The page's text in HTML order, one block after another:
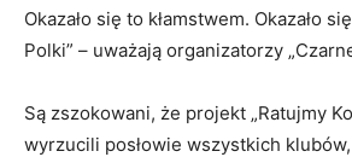
Okazało się to kłamstwem. Okazało
Polki” – uważają organizatorzy
Są zszokowani, że projekt „Ratujmy
wyrzucili posłowie wszystkich